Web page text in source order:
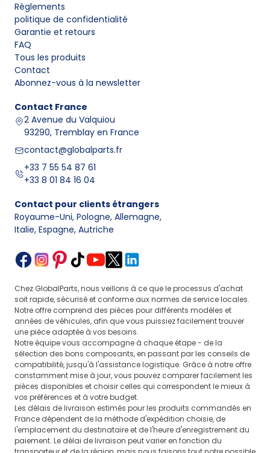
Règlements
politique de confidentialité
Garantie et retours
FAQ
Tous les produits
Contact
Abonnez-vous à la newsletter
Contact France
2 Avenue du Valquiou
93290, Tremblay en France
contact@globalparts.fr
+33 7 55 54 87 61
+33 8 01 84 16 04
Contact pour clients étrangers
Royaume-Uni, Pologne, Allemagne,
Italie, Espagne, Autriche
Chez GlobalParts, nous veillons à ce que le processus d'achat
soit rapide, sécurisé et conforme aux normes de service locales.
Notre offre comprend des pièces pour différents modèles et
années de véhicules, afin que vous puissiez facilement trouver
une pièce adaptée à vos besoins.
Notre équipe vous accompagne à chaque étape - de la
sélection des bons composants, en passant par les conseils de
compatibilité, jusqu'à l'assistance logistique. Grâce à notre offre
constamment mise à jour, vous pouvez comparer facilement les
pièces disponibles et choisir celles qui correspondent le mieux à
vos préférences et à votre budget.
Les délais de livraison estimés pour les produits commandés en
France dépendent de la méthode d'expédition choisie, de
l'emplacement du destinataire et de l'heure d'enregistrement du
paiement. Le délai de livraison peut varier en fonction du